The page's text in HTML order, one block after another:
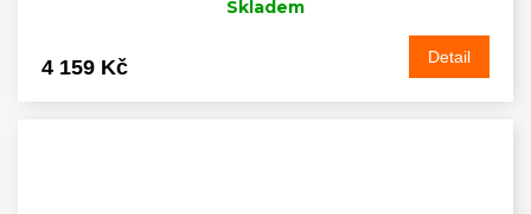
Skladem
4 159 Kč Detail